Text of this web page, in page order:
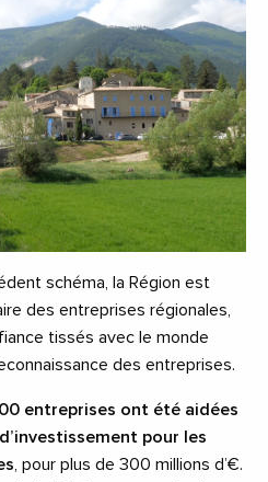
schéma, la Région est
des entreprises régionales,
tissés avec le monde
des entreprises.
entreprises ont été aidées
pour les
, pour plus de 300 millions d’€.